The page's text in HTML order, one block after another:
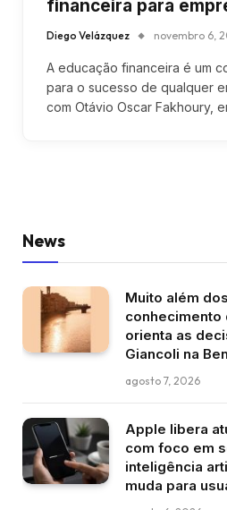
financeira para
Diego Velázquez novembro 6,
A educação financeira é um
para o sucesso de qualquer
com Otávio Oscar Fakhoury,
News
Muito além
conhecimento
orienta as
Giancoli na
agosto 7, 2026
Apple libera
com foco em
inteligência
muda para